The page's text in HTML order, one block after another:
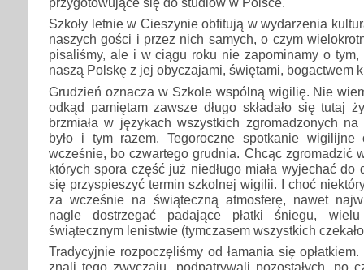
Szkoły letnie w Cieszynie obfitują w wydarzenia
naszych gości i przez nich samych, o czym
pisaliśmy, ale i w ciągu roku nie zapominamy o tym,
naszą Polskę z jej obyczajami, świętami, bogactwem
Grudzień oznacza w Szkole wspólną wigilię. Nie
odkąd pamiętam zawsze długo składało się tutaj
brzmiała w językach wszystkich zgromadzonych
było i tym razem. Tegoroczne spotkanie wigilijne
wcześnie, bo czwartego grudnia. Chcąc zgromadzić
których spora część już niedługo miała wyjechać do
się przyspieszyć termin szkolnej wigilii. I choć
za wcześnie na świąteczną atmosferę, nawet
nagle dostrzegać padające płatki śniegu,
świątecznym lenistwie (tymczasem wszystkich
Tradycyjnie rozpoczęliśmy od łamania się
znali tego zwyczaju, podpatrywali pozostałych, po